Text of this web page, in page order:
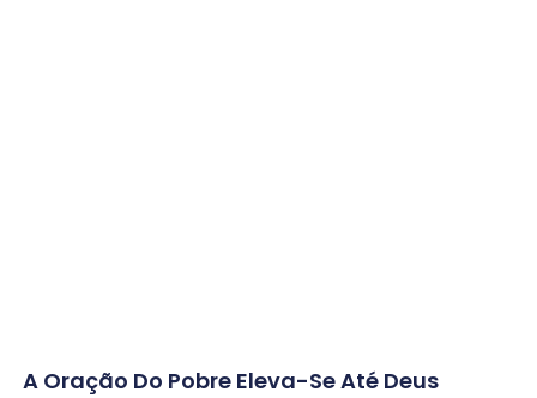
A Oração Do Pobre Eleva-Se Até Deus